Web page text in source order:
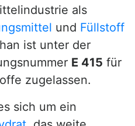
als
und Füllstoff
ist unter der
E 415 für
zugelassen.
sich um ein